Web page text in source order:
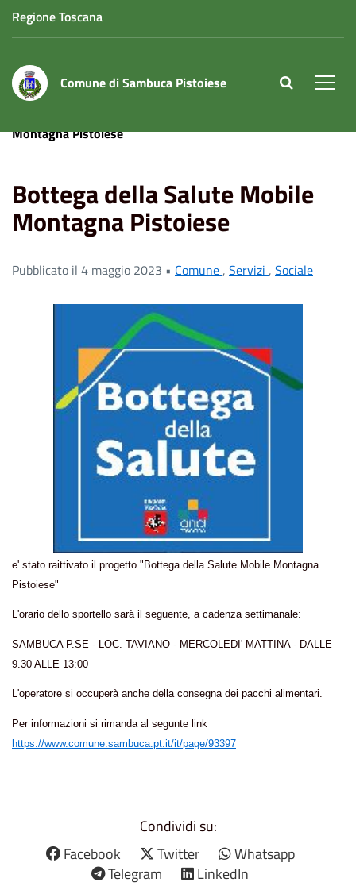
Regione Toscana
Comune di Sambuca Pistoiese site.searc
Montagna Pistoiese
Bottega della Salute Mobile
Montagna Pistoiese
Pubblicato il 4 maggio 2023 • Comune, Servizi , Sociale
e' stato raittivato il progetto "Bottega della Salute Mobile Montagna
Pistoiese"
L'orario dello sportello sarà il seguente, a cadenza settimanale:
SAMBUCA P.SE - LOC. TAVIANO - MERCOLEDI' MATTINA - DALLE
9.30 ALLE 13:00
L'operatore si occuperà anche della consegna dei pacchi alimentari.
Per informazioni si rimanda al segunte link
https://www.comune.sambuca.pt.it/it/page/93397
Condividi su:
Facebook
Twitter
Whatsapp
Telegram
LinkedIn